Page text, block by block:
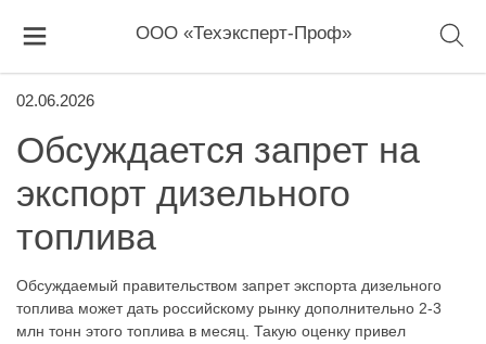
ООО «Техэксперт-Проф»
02.06.2026
Обсуждается запрет на
экспорт дизельного
топлива
Обсуждаемый правительством запрет экспорта дизельного
топлива может дать российскому рынку дополнительно 2-3
млн тонн этого топлива в месяц. Такую оценку привел